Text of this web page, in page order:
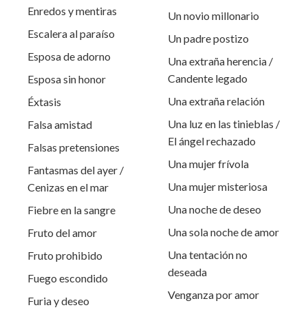
Enredos y mentiras
Escalera al paraíso
Esposa de adorno
Esposa sin honor
Éxtasis
Falsa amistad
Falsas pretensiones
Fantasmas del ayer /
Cenizas en el mar
Fiebre en la sangre
Fruto del amor
Fruto prohibido
Fuego escondido
Furia y deseo
Un novio millonario
Un padre postizo
Una extraña herencia /
Candente legado
Una extraña relación
Una luz en las tinieblas /
El ángel rechazado
Una mujer frívola
Una mujer misteriosa
Una noche de deseo
Una sola noche de amor
Una tentación no
deseada
Venganza por amor